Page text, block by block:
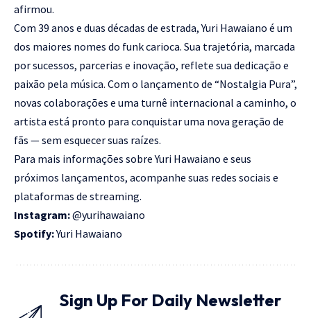
afirmou.
Com 39 anos e duas décadas de estrada, Yuri Hawaiano é um
dos maiores nomes do funk carioca. Sua trajetória, marcada
por sucessos, parcerias e inovação, reflete sua dedicação e
paixão pela música. Com o lançamento de “Nostalgia Pura”,
novas colaborações e uma turnê internacional a caminho, o
artista está pronto para conquistar uma nova geração de
fãs — sem esquecer suas raízes.
Para mais informações sobre Yuri Hawaiano e seus
próximos lançamentos, acompanhe suas redes sociais e
plataformas de streaming.
Instagram:@yurihawaiano
Spotify:Yuri Hawaiano
Sign Up For Daily Newsletter